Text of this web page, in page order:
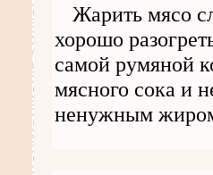
Жарить мясо
хорошо
самой румяной
мясного сока и
ненужным